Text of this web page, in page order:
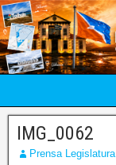
IMG_0062
Prensa Legislatura